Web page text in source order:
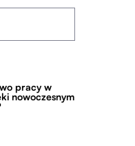
pracy w
nowoczesnym